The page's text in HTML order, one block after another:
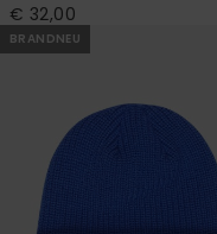
€ 32,00
BRANDNEU